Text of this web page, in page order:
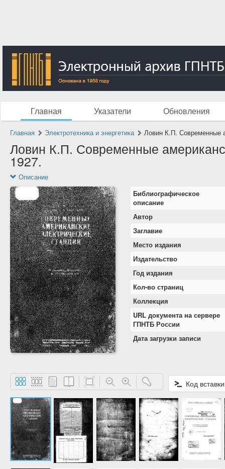
Главная Указатели Обновления
Главная Электротехника и энергетика Ловин К.П. Современные
Ловин К.П. Современные
1927.
Описание
Библиографическое
описание
Автор
Заглавие
Место издания
Издательство
Год издания
Кол-во страниц
Коллекция
URL документа на сервере
ГПНТБ России
Дата загрузки записи
Код вставки